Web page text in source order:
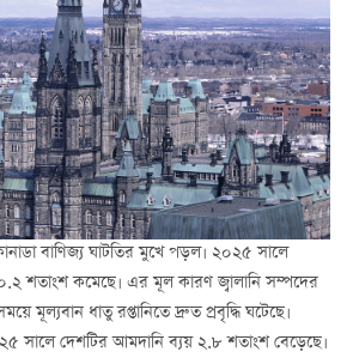
বাণিজ্য ঘাটতির মুখে পড়ল। ২০২৫ সালে
০.২ শতাংশ কমেছে। এর মূল কারণ জ্বালানি সম্পদের
মূল্যবান ধাতু রপ্তানিতে দ্রুত প্রবৃদ্ধি ঘটেছে।
সালে দেশটির আমদানি ব্যয় ২.৮ শতাংশ বেড়েছে।